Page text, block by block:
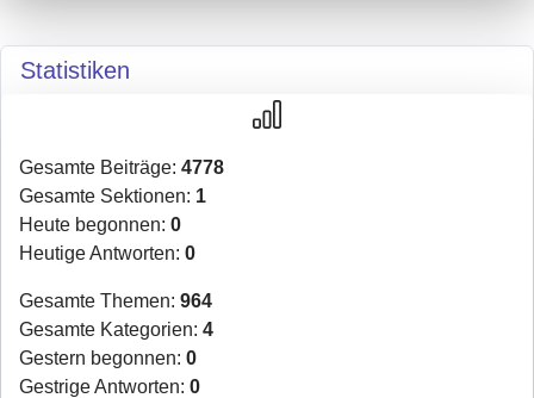
Statistiken
Gesamte Beiträge: 4778
Gesamte Sektionen: 1
Heute begonnen: 0
Heutige Antworten: 0
Gesamte Themen: 964
Gesamte Kategorien: 4
Gestern begonnen: 0
Gestrige Antworten: 0